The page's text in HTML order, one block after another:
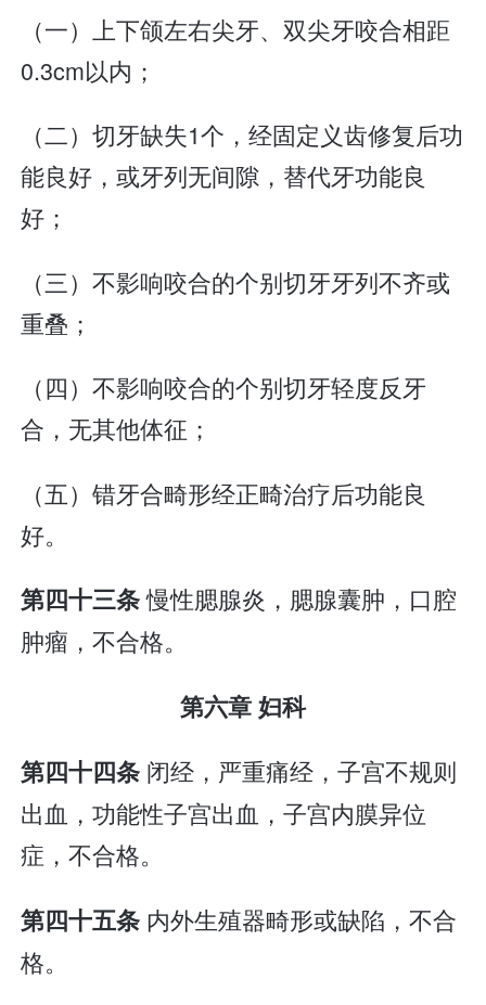
（一）上下颌左右尖牙、双尖牙咬合相距
0.3cm以内；
（二）切牙缺失1个，经固定义齿修复后功
能良好，或牙列无间隙，替代牙功能良
好；
（三）不影响咬合的个别切牙牙列不齐或
重叠；
（四）不影响咬合的个别切牙轻度反牙
合，无其他体征；
（五）错牙合畸形经正畸治疗后功能良
好。
第四十三条慢性腮腺炎，腮腺囊肿，口腔
肿瘤，不合格。
第六章 妇科
第四十四条 闭经，严重痛经，子宫不规则
出血，功能性子宫出血，子宫内膜异位
症，不合格。
第四十五条 内外生殖器畸形或缺陷，不合
格。